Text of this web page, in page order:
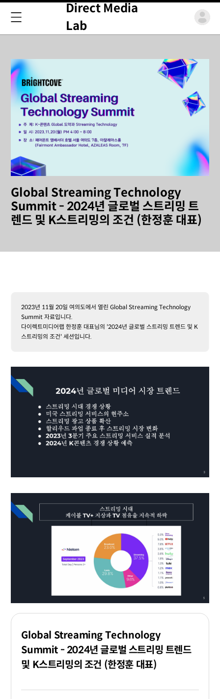
Direct Media
Lab
Global Streaming Technology
Summit - 2024년 글로벌 스트리밍 트
렌드 및 K스트리밍의 조건 (한정훈 대표)
2023년 11월 20일 여의도에서 열린 Global Streaming Technology
Summit 자료입니다.
다이렉트미디어랩 한정훈 대표님의 '2024년 글로벌 스트리밍 트렌드 및 K
스트리밍의 조건' 세션입니다.
Global Streaming Technology
Summit - 2024년 글로벌 스트리밍 트렌드
및 K스트리밍의 조건 (한정훈 대표)